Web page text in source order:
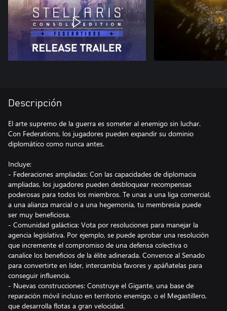
Descripción
El arte supremo de la guerra es someter al enemigo sin luchar.
Con Federations, los jugadores pueden expandir su dominio
diplomático como nunca antes.
Incluye:
- Federaciones ampliadas: Con las capacidades de diplomacia
ampliadas, los jugadores pueden desbloquear recompensas
poderosas para todos los miembros. Te unas a una liga comercial,
a una alianza marcial o a una hegemonía, tu membresía puede
ser muy beneficiosa.
- Comunidad galáctica: Vota por resoluciones para manejar la
agencia legislativa. Por ejemplo, se puede aprobar una resolución
que incremente el compromiso de una defensa colectiva o
canalice los beneficios de la élite adinerada. Convence al Senado
para convertirte en líder, intercambia favores y apáñatelas para
conseguir influencia.
- Nuevas construcciones: Construye el Gigante, una base de
reparación móvil incluso en territorio enemigo, o el Megastillero,
que desarrolla flotas a gran velocidad.